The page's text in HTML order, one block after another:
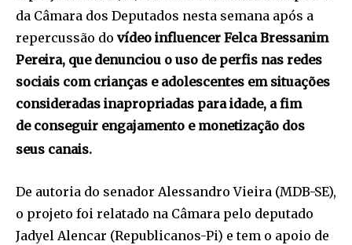
da Câmara dos Deputados nesta semana após a
repercussão do vídeo influencer Felca Bressanim
Pereira, que denunciou o uso de perfis nas redes
sociais com crianças e adolescentes em situações
consideradas inapropriadas para idade, a fim
de conseguir engajamento e monetização dos
seus canais.
De autoria do senador Alessandro Vieira (MDB-SE),
o projeto foi relatado na Câmara pelo deputado
Jadyel Alencar (Republicanos-Pi) e tem o apoio de